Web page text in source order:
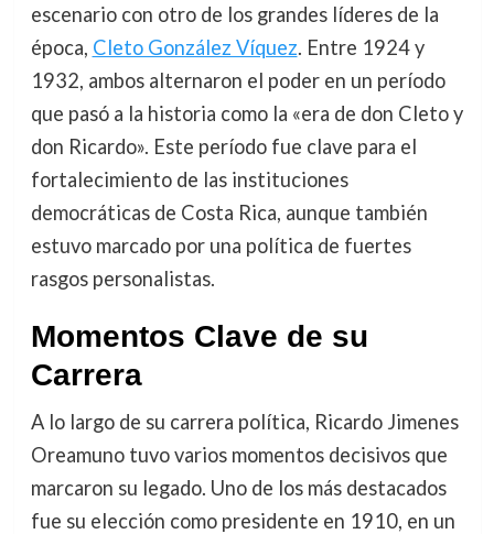
escenario con otro de los grandes líderes de la
época, Cleto González Víquez. Entre 1924 y
1932, ambos alternaron el poder en un período
que pasó a la historia como la «era de don Cleto y
don Ricardo». Este período fue clave para el
fortalecimiento de las instituciones
democráticas de Costa Rica, aunque también
estuvo marcado por una política de fuertes
rasgos personalistas.
Momentos Clave de su
Carrera
A lo largo de su carrera política, Ricardo Jimenes
Oreamuno tuvo varios momentos decisivos que
marcaron su legado. Uno de los más destacados
fue su elección como presidente en 1910, en un